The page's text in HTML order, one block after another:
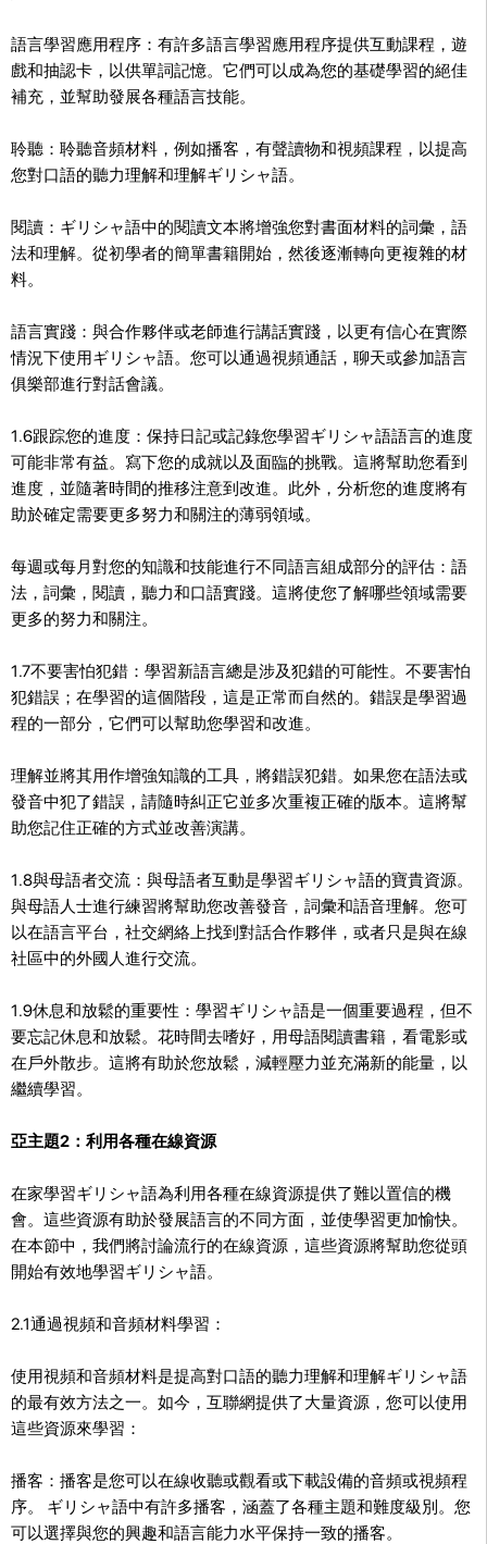
語言學習應用程序：有許多語言學習應用程序提供互動課程，遊
戲和抽認卡，以供單詞記憶。它們可以成為您的基礎學習的絕佳
補充，並幫助發展各種語言技能。
聆聽：聆聽音頻材料，例如播客，有聲讀物和視頻課程，以提高
您對口語的聽力理解和理解ギリシャ語。
閱讀：ギリシャ語中的閱讀文本將增強您對書面材料的詞彙，語
法和理解。從初學者的簡單書籍開始，然後逐漸轉向更複雜的材
料。
語言實踐：與合作夥伴或老師進行講話實踐，以更有信心在實際
情況下使用ギリシャ語。您可以通過視頻通話，聊天或參加語言
俱樂部進行對話會議。
1.6跟踪您的進度：保持日記或記錄您學習ギリシャ語語言的進度
可能非常有益。寫下您的成就以及面臨的挑戰。這將幫助您看到
進度，並隨著時間的推移注意到改進。此外，分析您的進度將有
助於確定需要更多努力和關注的薄弱領域。
每週或每月對您的知識和技能進行不同語言組成部分的評估：語
法，詞彙，閱讀，聽力和口語實踐。這將使您了解哪些領域需要
更多的努力和關注。
1.7不要害怕犯錯：學習新語言總是涉及犯錯的可能性。不要害怕
犯錯誤；在學習的這個階段，這是正常而自然的。錯誤是學習過
程的一部分，它們可以幫助您學習和改進。
理解並將其用作增強知識的工具，將錯誤犯錯。如果您在語法或
發音中犯了錯誤，請隨時糾正它並多次重複正確的版本。這將幫
助您記住正確的方式並改善演講。
1.8與母語者交流：與母語者互動是學習ギリシャ語的寶貴資源。
與母語人士進行練習將幫助您改善發音，詞彙和語音理解。您可
以在語言平台，社交網絡上找到對話合作夥伴，或者只是與在線
社區中的外國人進行交流。
1.9休息和放鬆的重要性：學習ギリシャ語是一個重要過程，但不
要忘記休息和放鬆。花時間去嗜好，用母語閱讀書籍，看電影或
在戶外散步。這將有助於您放鬆，減輕壓力並充滿新的能量，以
繼續學習。
亞主題2：利用各種在線資源
在家學習ギリシャ語為利用各種在線資源提供了難以置信的機
會。這些資源有助於發展語言的不同方面，並使學習更加愉快。
在本節中，我們將討論流行的在線資源，這些資源將幫助您從頭
開始有效地學習ギリシャ語。
2.1通過視頻和音頻材料學習：
使用視頻和音頻材料是提高對口語的聽力理解和理解ギリシャ語
的最有效方法之一。如今，互聯網提供了大量資源，您可以使用
這些資源來學習：
播客：播客是您可以在線收聽或觀看或下載設備的音頻或視頻程
序。 ギリシャ語中有許多播客，涵蓋了各種主題和難度級別。您
可以選擇與您的興趣和語言能力水平保持一致的播客。